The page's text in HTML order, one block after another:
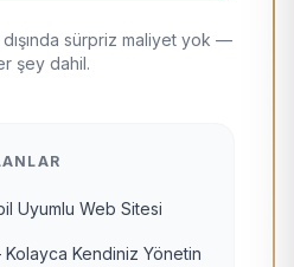
dışında sürpriz maliyet yok —
şey dahil.
Uyumlu Web Sitesi
Kendiniz Yönetin